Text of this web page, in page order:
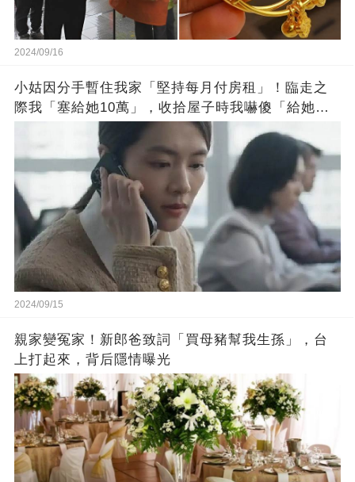
2024/09/16
小姑因分手暫住我家「堅持每月付房租」！臨走之
際我「塞給她10萬」，收拾屋子時我嚇傻「給她打
2024/09/15
親家變冤家！新郎爸致詞「買母豬幫我生孫」，台
上打起來，背后隱情曝光